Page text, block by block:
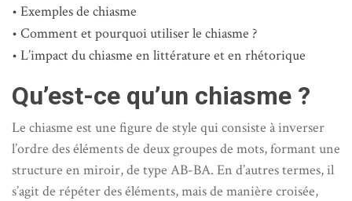
Exemples de chiasme
Comment et pourquoi utiliser le chiasme ?
L’impact du chiasme en littérature et en rhétorique
Qu’est-ce qu’un chiasme ?
Le chiasme est une figure de style qui consiste à inverser
l’ordre des éléments de deux groupes de mots, formant une
structure en miroir, de type AB-BA. En d’autres termes, il
s’agit de répéter des éléments, mais de manière croisée,